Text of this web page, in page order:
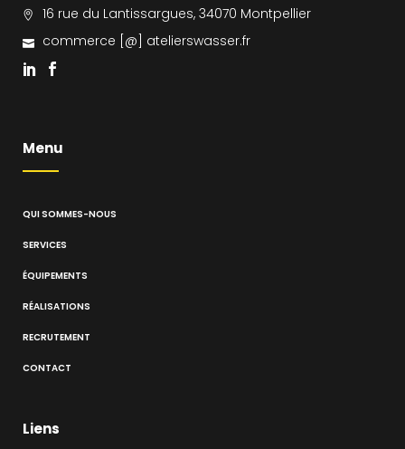
16 rue du Lantissargues, 34070 Montpellier
commerce [@] atelierswasser.fr
Menu
QUI SOMMES-NOUS
SERVICES
ÉQUIPEMENTS
RÉALISATIONS
RECRUTEMENT
CONTACT
Liens